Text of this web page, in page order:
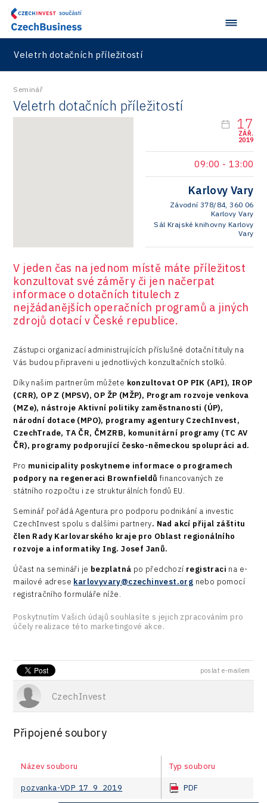
Virtual Lab
Road
Consulting
Data services
Devices
Technická infrastruktura
Technické vzdělávání
Veletrh dotačních příležitostí
Seminář
Veletrh dotačních příležitostí
17
ZÁŘ.
2019
09:00 - 13:00
Karlovy Vary
Závodní 378/84, 360 06
Karlovy Vary
Sál Krajské knihovny Karlovy
Vary
V jeden čas na jednom místě máte příležitost
konzultovat své záměry či jen načerpat
informace o dotačních titulech z
nejžádanějších operačních programů a jiných
zdrojů dotací v České republice.
Zástupci organizací administrujících příslušné dotační tituly na
Vás budou připraveni u jednotlivých konzultačních stolků.
Díky našim partnerům můžete konzultovat OP PIK (API), IROP
(CRR), OP Z (MPSV), OP ŽP (MŽP), Program rozvoje venkova
(MZe), nástroje Aktivní politiky zaměstnanosti (ÚP),
národní dotace (MPO), programy agentury CzechInvest,
CzechTrade, TA ČR, ČMZRB, komunitární programy (TC AV
ČR), programy podporující česko-německou spolupráci ad.
Pro municipality poskytneme informace o programech
podpory na regeneraci Brownfieldů financovaných ze
státního rozpočtu i ze strukturálních fondů EU.
Seminář pořádá Agentura pro podporu podnikání a investic
CzechInvest spolu s dalšími partnery. Nad akcí přijal záštitu
člen Rady Karlovarského kraje pro Oblast regionálního
rozvoje a informatiky Ing. ​Josef Janů.
Účast na semináři je bezplatná po předchozí registraci na e-
mailové adrese karlovyvary@czechinvest.org nebo pomocí
registračního formuláře níže.
Poskytnutím Vašich údajů souhlasíte s jejich zpracováním pro
účely realizace této marketingové akce.
poslat e-mailem
CzechInvest
Připojené soubory
Název souboru Typ souboru
pozvanka-VDP_17_9_2019 PDF